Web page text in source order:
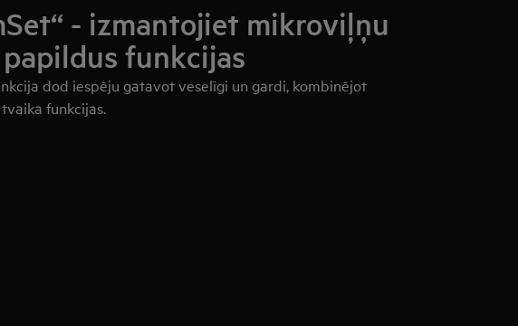
- izmantojiet mikroviļņu
funkcijas
dod iespēju gatavot veselīgi un gardi, kombinējot
funkcijas.